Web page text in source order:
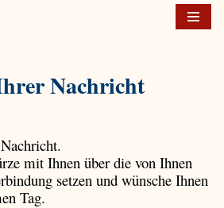
Nachricht
mit Ihnen über die von Ihnen
setzen und wünsche Ihnen
Tag.